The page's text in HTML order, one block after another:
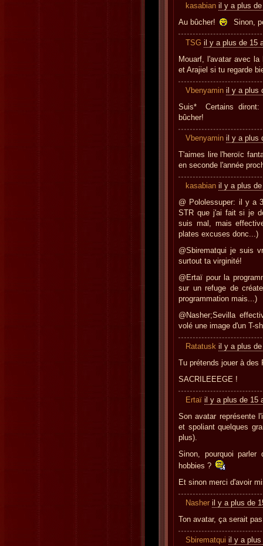
kasabian il y a plus
Au bûcher!
Sinon,
TSG il y a plus de 15
Mouarf, l'avatar avec
et Arajiel si tu regarde
Vbenyamin il y a plus
Suis* Certains diront:
bûcher!
Vbenyamin il y a plus
T'aimes lire l'heroïc
en seconde l'année
kasabian il y a plus
@ Pololessuper: il y a
STR que j'ai fait si je
suis mal, mais
plates excuses donc...)
@Sbirematqui je suis
surtout ta virginité!
@Ertaï pour la
sur un refuge de
programmation mais...)
@Nasher;Sevilla
volé une image d'un T-
Ratatusk il y a plus
Tu prétends jouer à des
SACRILEEEGE !
Ertaï il y a plus de 15
Son avatar représente
et spoliant quelques
plus).
Sinon, pourquoi
hobbies ?
Et sinon merci d'avoir
Nasher il y a plus de
Ton avatar, ça serait
Sbirematqui il y a plus